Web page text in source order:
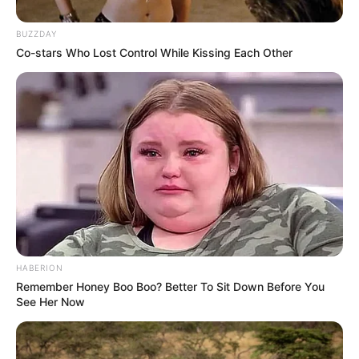
150 g geriebener Käse (z. B. Gouda oder
400 g Kartoffeln, festkochend
Salz, Pfeffer und Muskatnuss
Optional: 150 g Speckwürfel oder
vegetarische Alternative
Zubereitung Schritt für
Schritt
1. Lauch vorbereiten
BUZZDAY
Co-stars Who Lost Control While Kissing Each Other
HABERION
Remember Honey Boo Boo? Better To Sit Down Before You
See Her Now